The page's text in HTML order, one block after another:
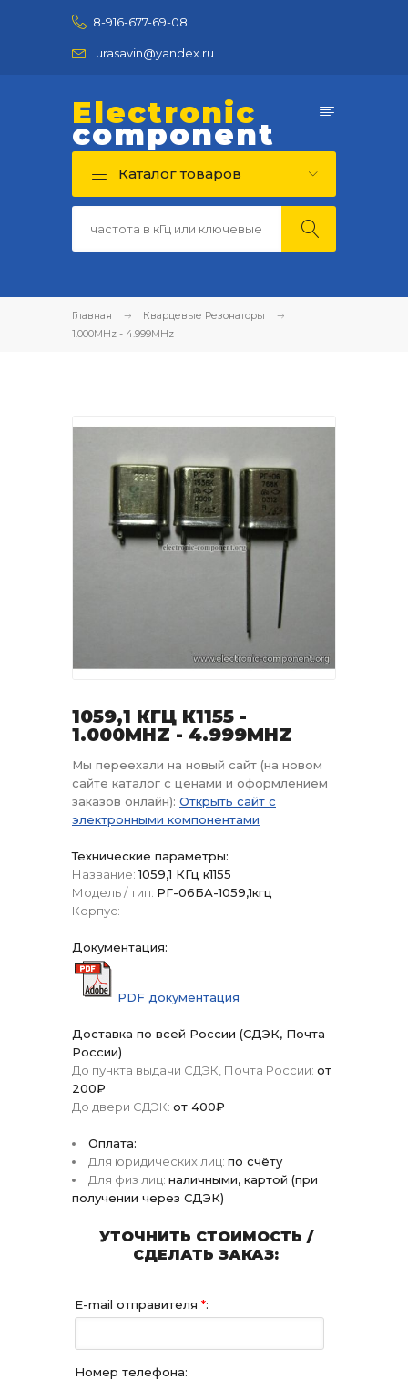
8-916-677-69-08
urasavin@yandex.ru
Electronic
component
Каталог товаров
Главная
Кварцевые Резонаторы
1.000MHz - 4.999MHz
1059,1 КГЦ К1155 -
1.000MHZ - 4.999MHZ
Мы переехали на новый сайт (на новом
сайте каталог с ценами и оформлением
заказов онлайн): Открыть сайт с
электронными компонентами
Технические параметры:
Название: 1059,1 КГц к1155
Модель / тип: РГ-06БА-1059,1кгц
Корпус:
Документация:
PDF документация
Доставка по всей России (СДЭК, Почта
России)
До пункта выдачи СДЭК, Почта России: от
200₽
До двери СДЭК: от 400₽
Оплата:
Для юридических лиц: по счёту
Для физ лиц: наличными, картой (при
получении через СДЭК)
УТОЧНИТЬ СТОИМОСТЬ /
СДЕЛАТЬ ЗАКАЗ:
E-mail отправителя *:
Номер телефона: